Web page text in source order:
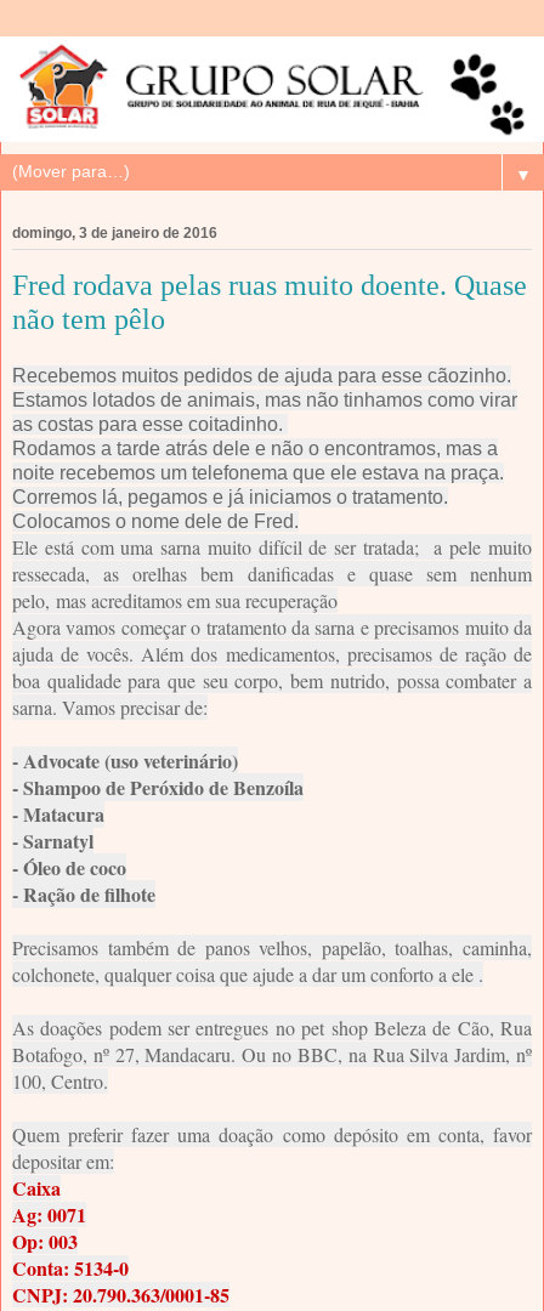
▼
domingo, 3 de janeiro de 2016
Fred rodava pelas ruas muito doente. Quase
não tem pêlo
Recebemos muitos pedidos de ajuda para esse cãozinho.
Estamos lotados de animais, mas não tinhamos como virar
as costas para esse coitadinho.
Rodamos a tarde atrás dele e não o encontramos, mas a
noite recebemos um telefonema que ele estava na praça.
Corremos lá, pegamos e já iniciamos o tratamento.
Colocamos o nome dele de Fred.
Ele está com uma sarna muito difícil de ser tratada; a pele muito
ressecada, as orelhas bem danificadas e quase sem nenhum
pelo, mas acreditamos em sua recuperação
Agora vamos começar o tratamento da sarna e precisamos muito da
ajuda de vocês. Além dos medicamentos, precisamos de ração de
boa qualidade para que seu corpo, bem nutrido, possa combater a
sarna. Vamos precisar de:
- Advocate (uso veterinário)
- Shampoo de Peróxido de Benzoíla
- Matacura
- Sarnatyl
- Óleo de coco
- Ração de filhote
Precisamos também de panos velhos, papelão, toalhas, caminha,
colchonete, qualquer coisa que ajude a dar um conforto a ele .
As doações podem ser entregues no pet shop Beleza de Cão, Rua
Botafogo, nº 27, Mandacaru. Ou no BBC, na Rua Silva Jardim, nº
100, Centro.
Quem preferir fazer uma doação como depósito em conta, favor
depositar em:
Caixa
Ag: 0071
Op: 003
Conta: 5134-0
CNPJ: 20.790.363/0001-85